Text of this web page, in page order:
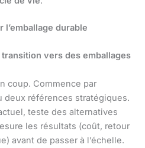
l’emballage durable
vers des emballages
coup. Commence par
deux références stratégiques.
teste des alternatives
les résultats (coût, retour
avant de passer à l’échelle.